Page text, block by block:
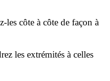
les côte à côte de façon à
les extrémités à celles